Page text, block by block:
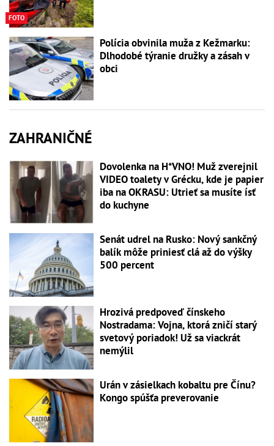
FOTO
Polícia obvinila muža z Kežmarku:
Dlhodobé týranie družky a zásah v
obci
ZAHRANIČNÉ
Dovolenka na H*VNO! Muž zverejnil
VIDEO toalety v Grécku, kde je papier
iba na OKRASU: Utrieť sa musíte ísť
do kuchyne
Senát udrel na Rusko: Nový sankčný
balík môže priniesť clá až do výšky
500 percent
Hrozivá predpoveď čínskeho
Nostradama: Vojna, ktorá zničí starý
svetový poriadok! Už sa viackrát
nemýlil
Urán v zásielkach kobaltu pre Čínu?
Kongo spúšťa preverovanie